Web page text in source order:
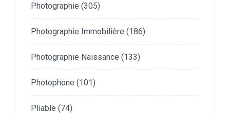
Photographie (305)
Photographie Immobilière (186)
Photographie Naissance (133)
Photophone (101)
Pliable (74)